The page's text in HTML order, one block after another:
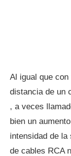
Al igual que
distancia de un
, a veces
bien un
intensidad de
de cables RCA